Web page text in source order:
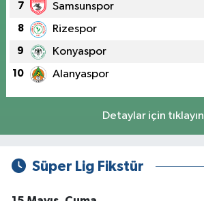
7 Samsunspor
8 Rizespor
9 Konyaspor
10 Alanyaspor
Detaylar için tıklayın
Süper Lig Fikstür